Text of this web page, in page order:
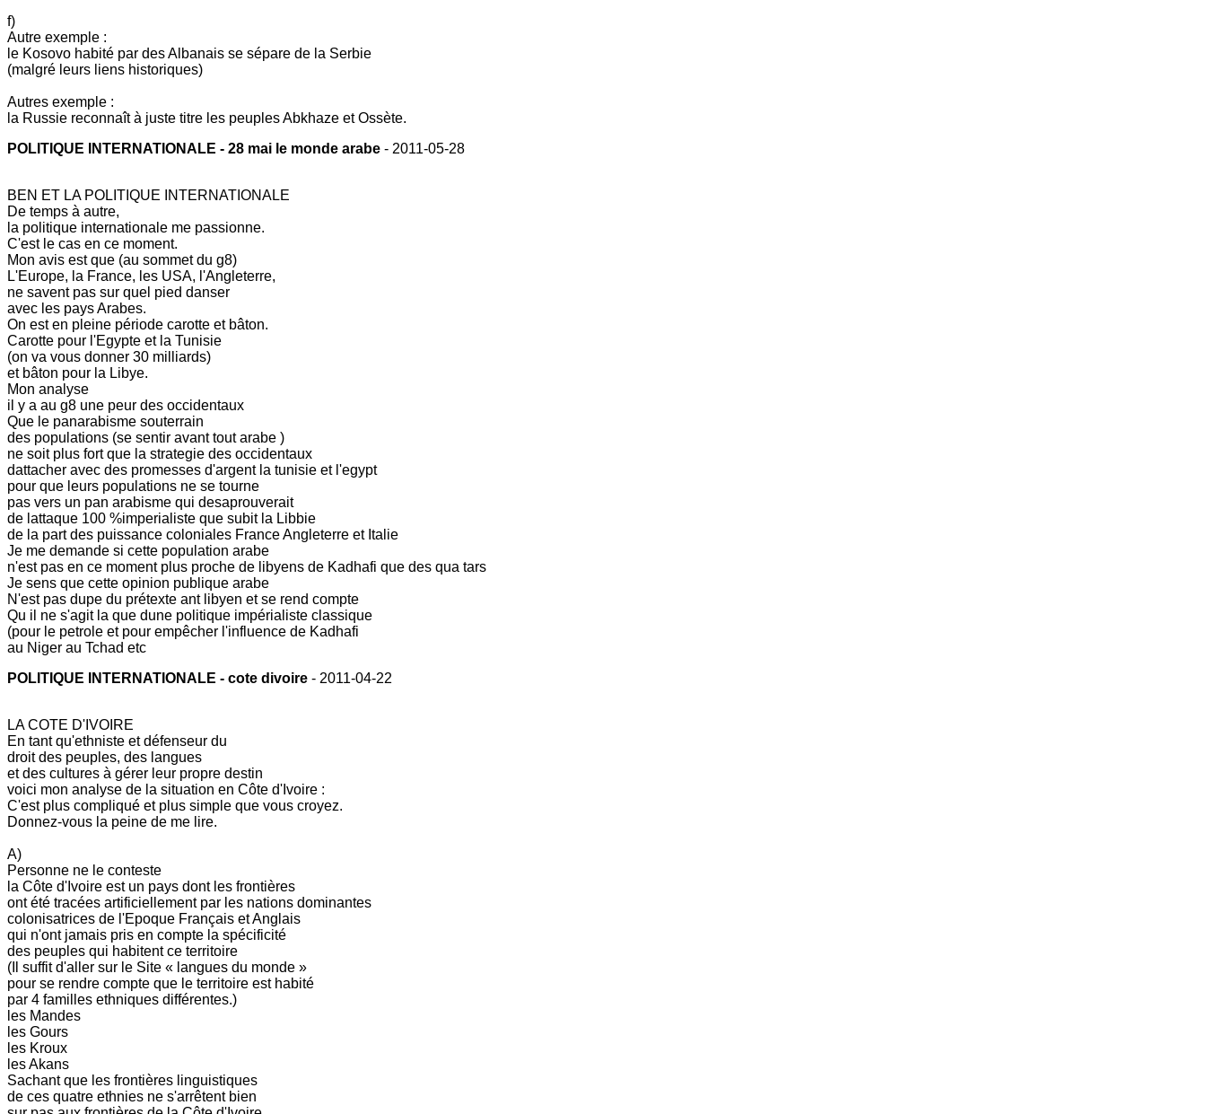
f)
Autre exemple :
le Kosovo habité par des Albanais se sépare de la Serbie
(malgré leurs liens historiques)
Autres exemple :
la Russie reconnaît à juste titre les peuples Abkhaze et Ossète.
POLITIQUE INTERNATIONALE - 28 mai le monde arabe - 2011-05-28
BEN ET LA POLITIQUE INTERNATIONALE
De temps à autre,
la politique internationale me passionne.
C'est le cas en ce moment.
Mon avis est que (au sommet du g8)
L'Europe, la France, les USA, l'Angleterre,
ne savent pas sur quel pied danser
avec les pays Arabes.
On est en pleine période carotte et bâton.
Carotte pour l'Egypte et la Tunisie
(on va vous donner 30 milliards)
et bâton pour la Libye.
Mon analyse
il y a au g8 une peur des occidentaux
Que le panarabisme souterrain
des populations (se sentir avant tout arabe )
ne soit plus fort que la strategie des occidentaux
dattacher avec des promesses d'argent la tunisie et l'egypt
pour que leurs populations ne se tourne
pas vers un pan arabisme qui desaprouverait
de lattaque 100 %imperialiste que subit la Libbie
de la part des puissance coloniales France Angleterre et Italie
Je me demande si cette population arabe
n'est pas en ce moment plus proche de libyens de Kadhafi que des qua tars
Je sens que cette opinion publique arabe
N'est pas dupe du prétexte ant libyen et se rend compte
Qu il ne s'agit la que dune politique impérialiste classique
(pour le petrole et pour empêcher l'influence de Kadhafi
au Niger au Tchad etc
POLITIQUE INTERNATIONALE - cote divoire - 2011-04-22
LA COTE D'IVOIRE
En tant qu'ethniste et défenseur du
droit des peuples, des langues
et des cultures à gérer leur propre destin
voici mon analyse de la situation en Côte d'Ivoire :
C'est plus compliqué et plus simple que vous croyez.
Donnez-vous la peine de me lire.
A)
Personne ne le conteste
la Côte d'Ivoire est un pays dont les frontières
ont été tracées artificiellement par les nations dominantes
colonisatrices de l'Epoque Français et Anglais
qui n'ont jamais pris en compte la spécificité
des peuples qui habitent ce territoire
(Il suffit d'aller sur le Site « langues du monde »
pour se rendre compte que le territoire est habité
par 4 familles ethniques différentes.)
les Mandes
les Gours
les Kroux
les Akans
Sachant que les frontières linguistiques
de ces quatre ethnies ne s'arrêtent bien